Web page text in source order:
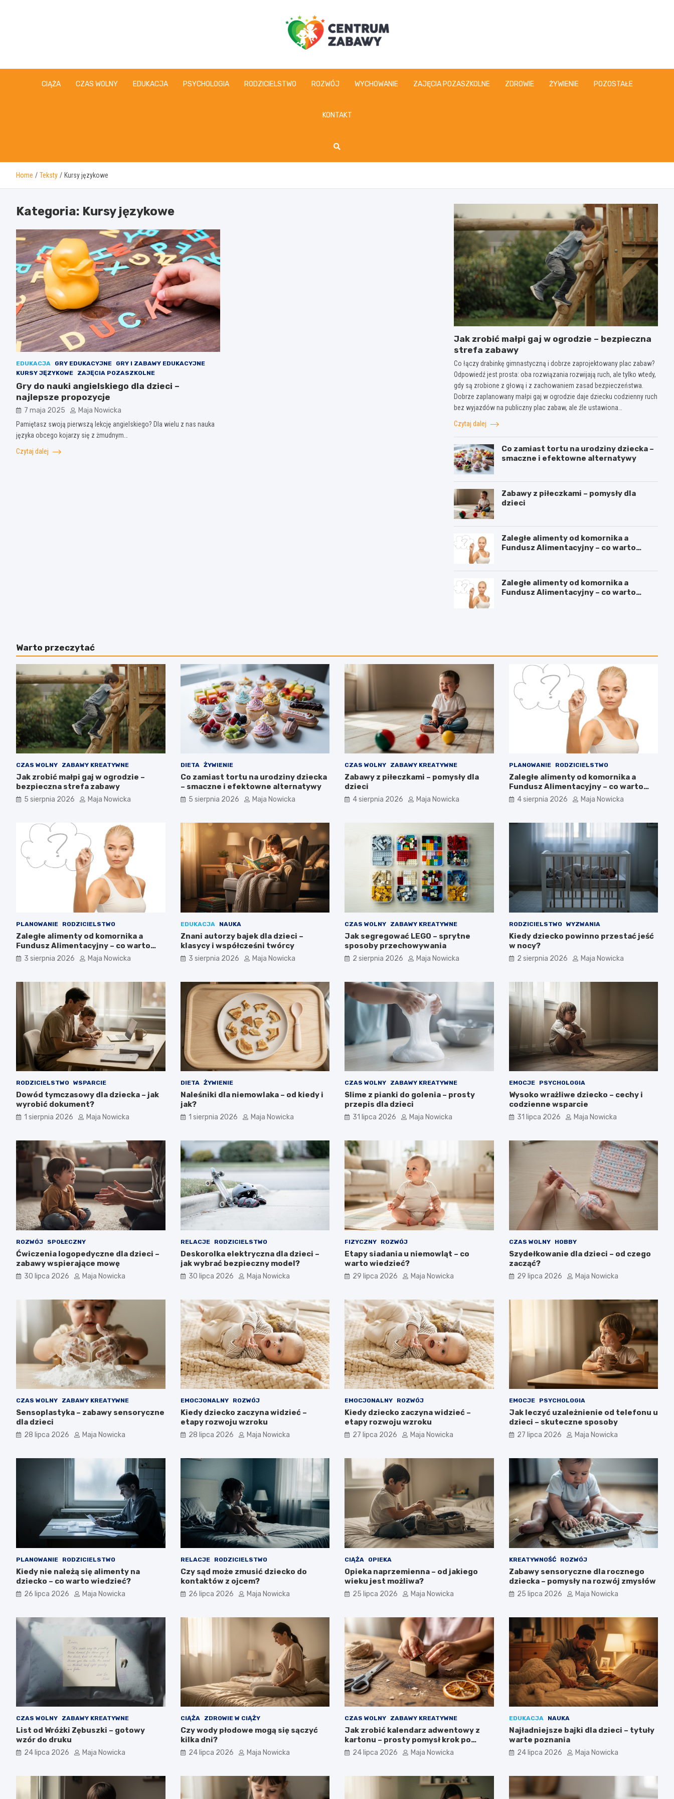
centrumzabawy.pl
CIĄŻA CZAS WOLNY EDUKACJA PSYCHOLOGIA RODZICIELSTWO ROZWÓJ WYCHOWANIE ZAJĘCIA POZASZKOLNE ZDROWIE ŻYWIENIE POZOSTAŁE
KONTAKT
Home Teksty Kursy językowe
Kategoria: Kursy językowe
EDUKACJA GRY EDUKACYJNE
GRY I ZABAWY EDUKACYJNE
KURSY JĘZYKOWE
ZAJĘCIA POZASZKOLNE
Gry do nauki angielskiego dla dzieci –
najlepsze propozycje
7 maja 2025 Maja Nowicka
Pamiętasz swoją pierwszą lekcję angielskiego? Dla wielu z nas nauka
języka obcego kojarzy się z żmudnym…
Czytaj dalej
Jak zrobić małpi gaj w ogrodzie – bezpieczna
strefa zabawy
Co łączy drabinkę gimnastyczną i dobrze zaprojektowany plac zabaw?
Odpowiedź jest prosta: oba rozwiązania rozwijają ruch, ale tylko wtedy,
gdy są zrobione z głową i z zachowaniem zasad bezpieczeństwa.
Dobrze zaplanowany małpi gaj w ogrodzie daje dziecku codzienny ruch
bez wyjazdów na publiczny plac zabaw, ale źle ustawiona…
Czytaj dalej
Co zamiast tortu na urodziny dziecka –
smaczne i efektowne alternatywy
Zabawy z piłeczkami – pomysły dla
dzieci
Zaległe alimenty od komornika a
Fundusz Alimentacyjny – co warto
Zaległe alimenty od komornika a
Fundusz Alimentacyjny – co warto
Warto przeczytać
CZAS WOLNY ZABAWY KREATYWNE
Jak zrobić małpi gaj w ogrodzie –
bezpieczna strefa zabawy
5 sierpnia 2026 Maja Nowicka
DIETA ŻYWIENIE
Co zamiast tortu na urodziny dziecka
– smaczne i efektowne alternatywy
5 sierpnia 2026 Maja Nowicka
CZAS WOLNY ZABAWY KREATYWNE
Zabawy z piłeczkami – pomysły dla
dzieci
4 sierpnia 2026 Maja Nowicka
PLANOWANIE RODZICIELSTWO
Zaległe alimenty od komornika a
Fundusz Alimentacyjny – co warto
wiedzieć?
4 sierpnia 2026 Maja Nowicka
PLANOWANIE RODZICIELSTWO
Zaległe alimenty od komornika a
Fundusz Alimentacyjny – co warto
wiedzieć?
3 sierpnia 2026 Maja Nowicka
EDUKACJA NAUKA
Znani autorzy bajek dla dzieci –
klasycy i współcześni twórcy
3 sierpnia 2026 Maja Nowicka
CZAS WOLNY ZABAWY KREATYWNE
Jak segregować LEGO – sprytne
sposoby przechowywania
2 sierpnia 2026 Maja Nowicka
RODZICIELSTWO WYZWANIA
Kiedy dziecko powinno przestać jeść
w nocy?
2 sierpnia 2026 Maja Nowicka
RODZICIELSTWO WSPARCIE
Dowód tymczasowy dla dziecka – jak
wyrobić dokument?
1 sierpnia 2026 Maja Nowicka
DIETA ŻYWIENIE
Naleśniki dla niemowlaka – od kiedy i
jak?
1 sierpnia 2026 Maja Nowicka
CZAS WOLNY ZABAWY KREATYWNE
Slime z pianki do golenia – prosty
przepis dla dzieci
31 lipca 2026 Maja Nowicka
EMOCJE PSYCHOLOGIA
Wysoko wrażliwe dziecko – cechy i
codzienne wsparcie
31 lipca 2026 Maja Nowicka
ROZWÓJ SPOŁECZNY
Ćwiczenia logopedyczne dla dzieci –
zabawy wspierające mowę
30 lipca 2026 Maja Nowicka
RELACJE RODZICIELSTWO
Deskorolka elektryczna dla dzieci –
jak wybrać bezpieczny model?
30 lipca 2026 Maja Nowicka
FIZYCZNY ROZWÓJ
Etapy siadania u niemowląt – co
warto wiedzieć?
29 lipca 2026 Maja Nowicka
CZAS WOLNY HOBBY
Szydełkowanie dla dzieci – od czego
zacząć?
29 lipca 2026 Maja Nowicka
CZAS WOLNY ZABAWY KREATYWNE
Sensoplastyka – zabawy sensoryczne
dla dzieci
28 lipca 2026 Maja Nowicka
EMOCJONALNY ROZWÓJ
Kiedy dziecko zaczyna widzieć –
etapy rozwoju wzroku
28 lipca 2026 Maja Nowicka
EMOCJONALNY ROZWÓJ
Kiedy dziecko zaczyna widzieć –
etapy rozwoju wzroku
27 lipca 2026 Maja Nowicka
EMOCJE PSYCHOLOGIA
Jak leczyć uzależnienie od telefonu u
dzieci – skuteczne sposoby
27 lipca 2026 Maja Nowicka
PLANOWANIE RODZICIELSTWO
Kiedy nie należą się alimenty na
dziecko – co warto wiedzieć?
26 lipca 2026 Maja Nowicka
RELACJE RODZICIELSTWO
Czy sąd może zmusić dziecko do
kontaktów z ojcem?
26 lipca 2026 Maja Nowicka
CIĄŻA OPIEKA
Opieka naprzemienna – od jakiego
wieku jest możliwa?
25 lipca 2026 Maja Nowicka
KREATYWNOŚĆ ROZWÓJ
Zabawy sensoryczne dla rocznego
dziecka – pomysły na rozwój zmysłów
25 lipca 2026 Maja Nowicka
CZAS WOLNY ZABAWY KREATYWNE
List od Wróżki Zębuszki – gotowy
wzór do druku
24 lipca 2026 Maja Nowicka
CIĄŻA ZDROWIE W CIĄŻY
Czy wody płodowe mogą się sączyć
kilka dni?
24 lipca 2026 Maja Nowicka
CZAS WOLNY ZABAWY KREATYWNE
Jak zrobić kalendarz adwentowy z
kartonu – prosty pomysł krok po
kroku
24 lipca 2026 Maja Nowicka
EDUKACJA NAUKA
Najładniejsze bajki dla dzieci – tytuły
warte poznania
24 lipca 2026 Maja Nowicka